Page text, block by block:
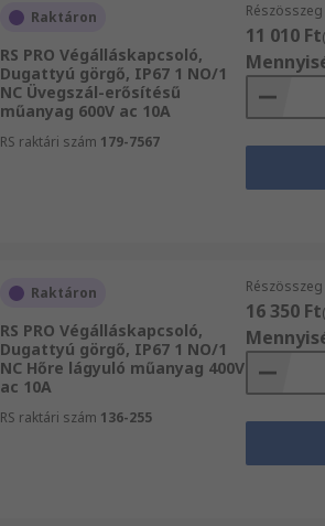
Raktáron
RS PRO Végálláskapcsoló,
Dugattyú görgő, IP67 1 NO/1
NC Üvegszál-erősítésű
műanyag 600V ac 10A
RS raktári szám 179-7567
11 010 Ft
Raktáron
RS PRO Végálláskapcsoló,
Dugattyú görgő, IP67 1 NO/1
NC Hőre lágyuló műanyag 400V
ac 10A
RS raktári szám 136-255
16 350 Ft